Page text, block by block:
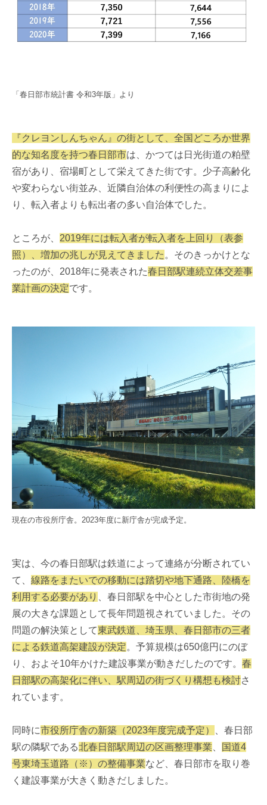
「春日部市統計書 令和3年版」より
『クレヨンしんちゃん』の街として、全国どころか世界
的な知名度を持つ春日部市は、かつては日光街道の粕壁
宿があり、宿場町として栄えてきた街です。少子高齢化
や変わらない街並み、近隣自治体の利便性の高まりによ
り、転入者よりも転出者の多い自治体でした。
ところが、 2019年には転入者が転入者を上回り（表参
照）、増加の兆しが見えてきました 。そのきっかけとな
ったのが、2018年に発表された春日部駅連続立体交差事
業計画の決定です。
現在の市役所庁舎。2023年度に新庁舎が完成予定。
実は、今の春日部駅は鉄道によって連絡が分断されてい
て、 線路をまたいでの移動には踏切や地下通路、陸橋を
利用する必要があり
、春日部駅を中心とした市街地の発
展の大きな課題として長年問題視されていました。その
問題の解決策として東武鉄道、埼玉県、春日部市の三者
による鉄道高架建設が決定。予算規模は650億円にのぼ
り、およそ10年かけた建設事業が動きだしたのです。 春
日部駅の高架化に伴い、駅周辺の街づくり構想も検討さ
れています。
同時に市役所庁舎の新築（2023年度完成予定）
、春日部
駅の隣駅である北春日部駅周辺の区画整理事業
国道4
号東埼玉道路（※）の整備事業など、春日部市を取り巻
く建設事業が大きく動きだしました。